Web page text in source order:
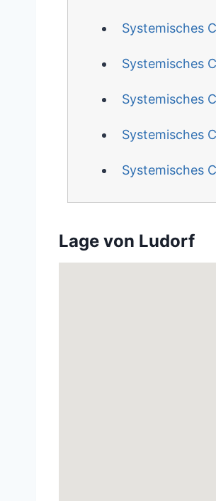
Systemisches
Systemisches
Systemisches
Systemisches
Systemisches
Lage von Ludorf